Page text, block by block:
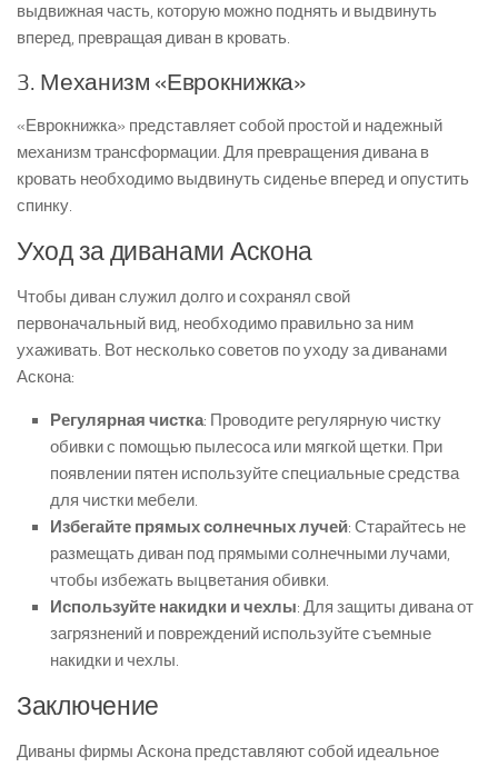
выдвижная часть, которую можно поднять и выдвинуть
вперед, превращая диван в кровать.
3. Механизм «Еврокнижка»
«Еврокнижка» представляет собой простой и надежный
механизм трансформации. Для превращения дивана в
кровать необходимо выдвинуть сиденье вперед и опустить
спинку.
Уход за диванами Аскона
Чтобы диван служил долго и сохранял свой
первоначальный вид, необходимо правильно за ним
ухаживать. Вот несколько советов по уходу за диванами
Аскона:
Регулярная чистка: Проводите регулярную чистку
обивки с помощью пылесоса или мягкой щетки. При
появлении пятен используйте специальные средства
для чистки мебели.
Избегайте прямых солнечных лучей: Старайтесь не
размещать диван под прямыми солнечными лучами,
чтобы избежать выцветания обивки.
Используйте накидки и чехлы: Для защиты дивана от
загрязнений и повреждений используйте съемные
накидки и чехлы.
Заключение
Диваны фирмы Аскона представляют собой идеальное